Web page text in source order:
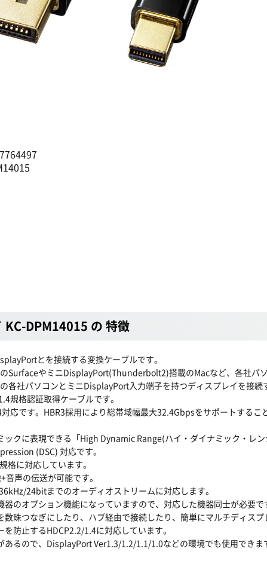
KC-DPM14015 の 特徴
とを接続する変換ケーブルです。
やミニDisplayPort(Thunderbolt2)搭載のMacなど、各社パ
各社パソコンとミニDisplayPort入力端子を持つディスプレイを接続
規格認証取得ケーブルです。
応です。HBR3採用により総帯域幅最大32.4Gbpsをサポートするこ
ックに表現できる「High Dynamic Range(ハイ・ダイナミック・レン
(DSC) 対応です。
格に対応しています。
声の伝送が可能です。
24bitまでのオーディオストリームに対応します。
のオプション機能になっていますので、対応した機器同士が必要で
珠つなぎにしたり、ハブ経由で接続したり、簡単にマルチディスプ
防止するHDCP2.2/1.4に対応しています。
るので、DisplayPort Ver1.3/1.2/1.1/1.0などの環境でも使用できま